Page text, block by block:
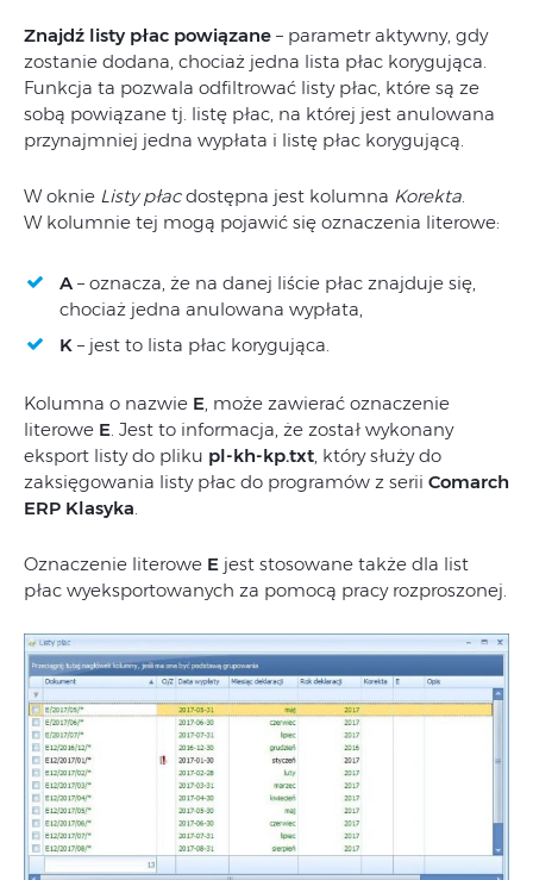
Znajdź listy płac powiązane – parametr aktywny, gdy
zostanie dodana, chociaż jedna lista płac korygująca.
Funkcja ta pozwala odfiltrować listy płac, które są ze
sobą powiązane tj. listę płac, na której jest anulowana
przynajmniej jedna wypłata i listę płac korygującą.
W oknie Listy płacdostępna jest kolumna Korekta.
W kolumnie tej mogą pojawić się oznaczenia literowe:
A – oznacza, że na danej liście płac znajduje się,
chociaż jedna anulowana wypłata,
K – jest to lista płac korygująca.
Kolumna o nazwie E , może zawierać oznaczenie
literowe E . Jest to informacja, że został wykonany
eksport listy do pliku pl-kh-kp.txt , który służy do
zaksięgowania listy płac do programów z serii Comarch
ERP Klasyka
Oznaczenie literowe E jest stosowane także dla list
płac wyeksportowanych za pomocą pracy rozproszonej.